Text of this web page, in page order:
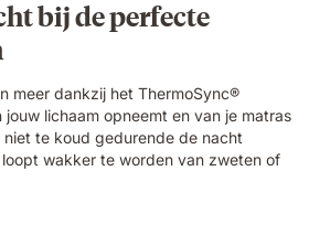
bij de perfecte
meer dankzij het ThermoSync®
lichaam opneemt en van je matras
te koud gedurende de nacht
wakker te worden van zweten of